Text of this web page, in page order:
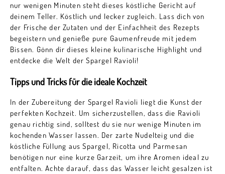
nur wenigen Minuten steht dieses köstliche Gericht auf
deinem Teller. Köstlich und lecker zugleich. Lass dich von
der Frische der Zutaten und der Einfachheit des Rezepts
begeistern und genieße pure Gaumenfreude mit jedem
Bissen. Gönn dir dieses kleine kulinarische Highlight und
entdecke die Welt der Spargel Ravioli!
Tipps und Tricks für die ideale Kochzeit
In der Zubereitung der Spargel Ravioli liegt die Kunst der
perfekten Kochzeit. Um sicherzustellen, dass die Ravioli
genau richtig sind, solltest du sie nur wenige Minuten im
kochenden Wasser lassen. Der zarte Nudelteig und die
köstliche Füllung aus Spargel, Ricotta und Parmesan
benötigen nur eine kurze Garzeit, um ihre Aromen ideal zu
entfalten. Achte darauf, dass das Wasser leicht gesalzen ist